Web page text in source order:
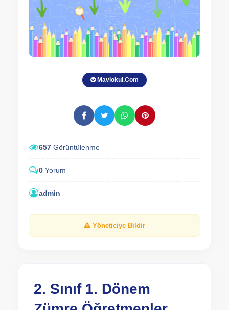
Maviokul.Com
657 Görüntülenme
0 Yorum
admin
Yöneticiye Bildir
2. Sınıf 1. Dönem